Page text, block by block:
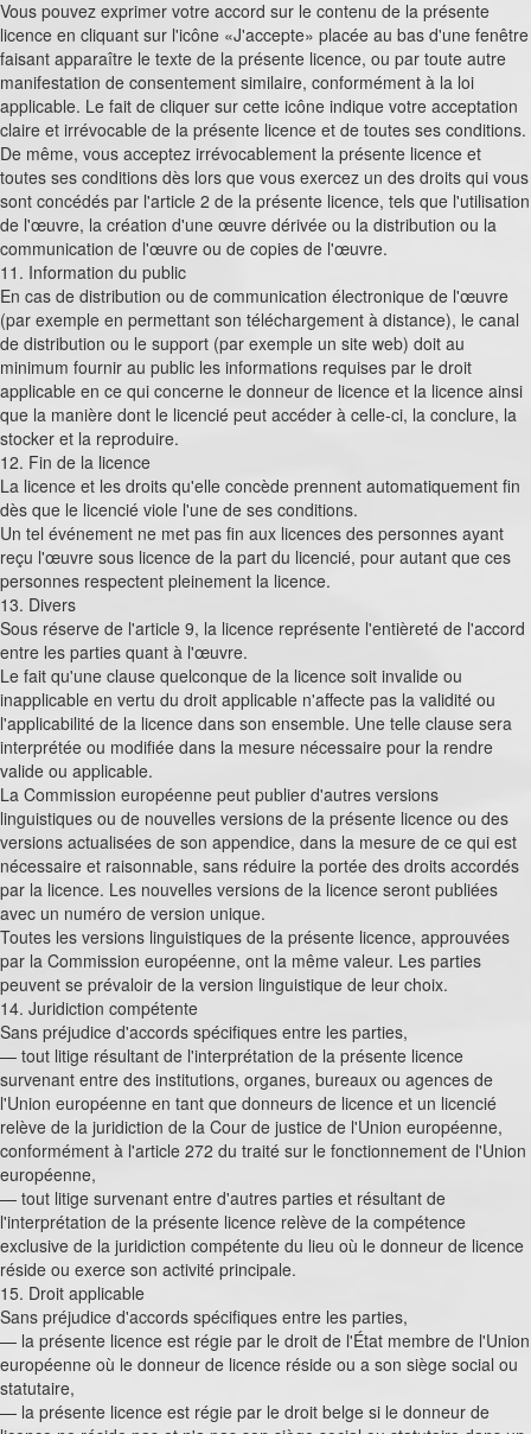
Vous pouvez exprimer votre accord sur le contenu de la présente
licence en cliquant sur l'icône «J'accepte» placée au bas d'une fenêtre
faisant apparaître le texte de la présente licence, ou par toute autre
manifestation de consentement similaire, conformément à la loi
applicable. Le fait de cliquer sur cette icône indique votre acceptation
claire et irrévocable de la présente licence et de toutes ses conditions.
De même, vous acceptez irrévocablement la présente licence et
toutes ses conditions dès lors que vous exercez un des droits qui vous
sont concédés par l'article 2 de la présente licence, tels que l'utilisation
de l'œuvre, la création d'une œuvre dérivée ou la distribution ou la
communication de l'œuvre ou de copies de l'œuvre.
11. Information du public
En cas de distribution ou de communication électronique de l'œuvre
(par exemple en permettant son téléchargement à distance), le canal
de distribution ou le support (par exemple un site web) doit au
minimum fournir au public les informations requises par le droit
applicable en ce qui concerne le donneur de licence et la licence ainsi
que la manière dont le licencié peut accéder à celle-ci, la conclure, la
stocker et la reproduire.
12. Fin de la licence
La licence et les droits qu'elle concède prennent automatiquement fin
dès que le licencié viole l'une de ses conditions.
Un tel événement ne met pas fin aux licences des personnes ayant
reçu l'œuvre sous licence de la part du licencié, pour autant que ces
personnes respectent pleinement la licence.
13. Divers
Sous réserve de l'article 9, la licence représente l'entièreté de l'accord
entre les parties quant à l'œuvre.
Le fait qu'une clause quelconque de la licence soit invalide ou
inapplicable en vertu du droit applicable n'affecte pas la validité ou
l'applicabilité de la licence dans son ensemble. Une telle clause sera
interprétée ou modifiée dans la mesure nécessaire pour la rendre
valide ou applicable.
La Commission européenne peut publier d'autres versions
linguistiques ou de nouvelles versions de la présente licence ou des
versions actualisées de son appendice, dans la mesure de ce qui est
nécessaire et raisonnable, sans réduire la portée des droits accordés
par la licence. Les nouvelles versions de la licence seront publiées
avec un numéro de version unique.
Toutes les versions linguistiques de la présente licence, approuvées
par la Commission européenne, ont la même valeur. Les parties
peuvent se prévaloir de la version linguistique de leur choix.
14. Juridiction compétente
Sans préjudice d'accords spécifiques entre les parties,
— tout litige résultant de l'interprétation de la présente licence
survenant entre des institutions, organes, bureaux ou agences de
l'Union européenne en tant que donneurs de licence et un licencié
relève de la juridiction de la Cour de justice de l'Union européenne,
conformément à l'article 272 du traité sur le fonctionnement de l'Union
européenne,
— tout litige survenant entre d'autres parties et résultant de
l'interprétation de la présente licence relève de la compétence
exclusive de la juridiction compétente du lieu où le donneur de licence
réside ou exerce son activité principale.
15. Droit applicable
Sans préjudice d'accords spécifiques entre les parties,
— la présente licence est régie par le droit de l'État membre de l'Union
européenne où le donneur de licence réside ou a son siège social ou
statutaire,
— la présente licence est régie par le droit belge si le donneur de